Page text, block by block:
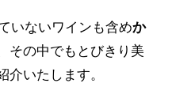
いないワインも含めか
その中でも とびきり美
介いたします。